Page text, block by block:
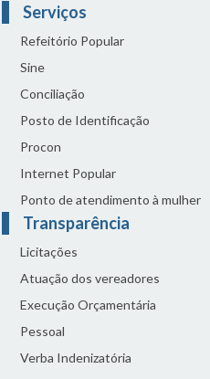
Serviços
Refeitório Popular
Sine
Conciliação
Posto de Identificação
Procon
Internet Popular
Ponto de atendimento à mulher
Transparência
Licitações
Atuação dos vereadores
Execução Orçamentária
Pessoal
Verba Indenizatória